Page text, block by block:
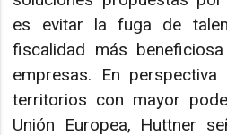
es evitar la fuga de
fiscalidad más
empresas. En
territorios con mayor
Unión Europea, Huttner